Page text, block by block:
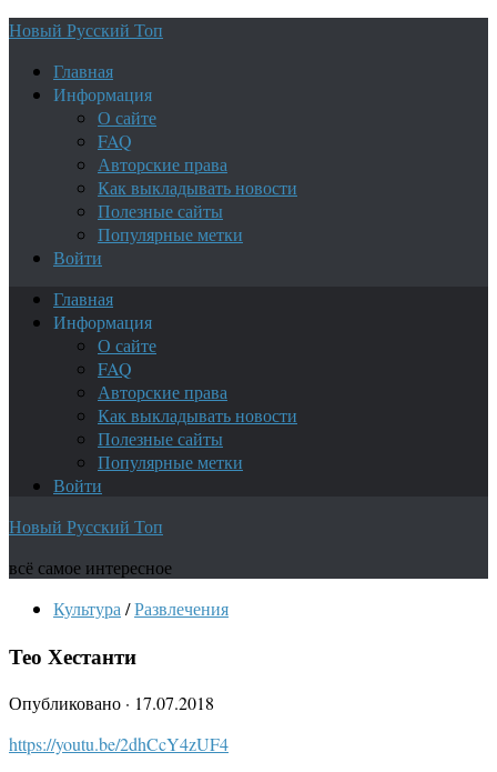
Новый Русский Топ
Главная
Информация
О сайте
FAQ
Авторские права
Как выкладывать новости
Полезные сайты
Популярные метки
Войти
Главная
Информация
О сайте
FAQ
Авторские права
Как выкладывать новости
Полезные сайты
Популярные метки
Войти
Новый Русский Топ
всё самое интересное
Культура /Развлечения
Тео Хестанти
Опубликовано · 17.07.2018
https://youtu.be/2dhCcY4zUF4